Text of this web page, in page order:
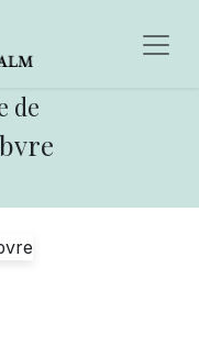
de